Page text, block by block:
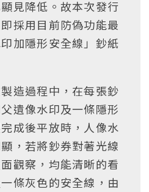
見降低。故本次發行
採用目前防偽功能最
加隱形安全線」鈔紙
造過程中，在每張鈔
遺像水印及一條隱形
成後平放時，人像水
，若將鈔券對著光線
觀察，均能清晰的看
條灰色的安全線，由